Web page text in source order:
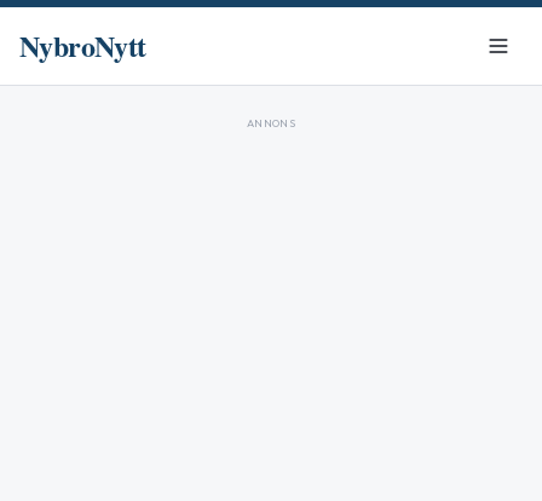
NybroNytt
ANNONS